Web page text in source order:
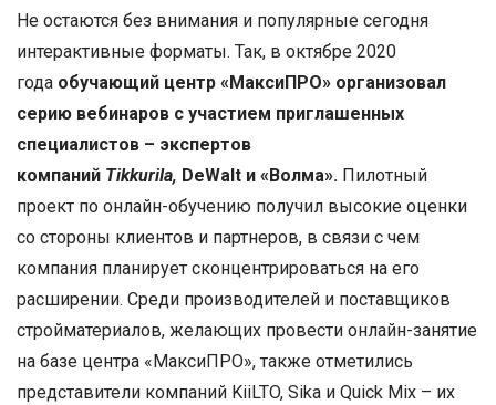
Не остаются без внимания и популярные сегодня
интерактивные форматы. Так, в октябре 2020
года обучающий центр «МаксиПРО» организовал
серию вебинаров с участием приглашенных
специалистов – экспертов
компаний Tikkurila, DeWalt и «Волма». Пилотный
проект по онлайн-обучению получил высокие оценки
со стороны клиентов и партнеров, в связи с чем
компания планирует сконцентрироваться на его
расширении. Среди производителей и поставщиков
стройматериалов, желающих провести онлайн-занятие
на базе центра «МаксиПРО», также отметились
представители компаний KiiLTO, Sika и Quick Mix – их